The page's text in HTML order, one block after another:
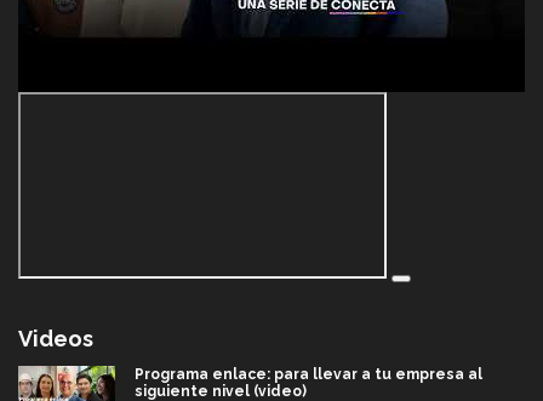
Videos
Programa enlace: para llevar a tu empresa al
siguiente nivel (video)